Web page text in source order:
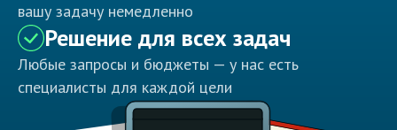
вашу задачу немедленно
Решение для всех задач
Любые запросы и бюджеты — у нас есть
специалисты для каждой цели